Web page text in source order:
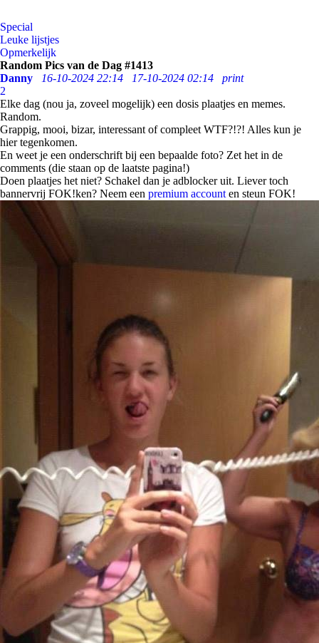
Special
Leuke lijstjes
Opmerkelijk
Random Pics van de Dag #1413
Danny
16-10-2024 22:14 17-10-2024 02:14
print
2
Elke dag (nou ja, zoveel mogelijk) een dosis plaatjes en memes.
Random.
Grappig, mooi, bizar, interessant of compleet WTF?!?! Alles kun je
hier tegenkomen.
En weet je een onderschrift bij een bepaalde foto? Zet het in de
comments (die staan op de laatste pagina!)
Doen plaatjes het niet? Schakel dan je adblocker uit. Liever toch
bannervrij FOK!ken? Neem een premium account en steun FOK!